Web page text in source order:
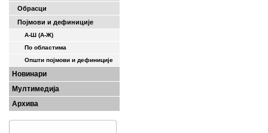
Обрасци
Појмови и дефиниције
А-Ш (A-Ж)
По областима
Општи појмови и дефиниције
Новинари
Мултимедија
Архива